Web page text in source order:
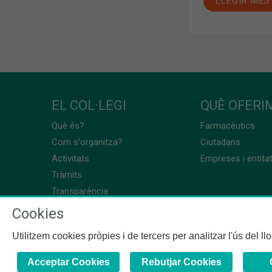
EL COL·LEGI
Què és?
Com s'organitza?
Activitats
Tràmits
Transparència
QUÈ
Farmacèutics
Ciutadans
Empreses i
Cookies
Utilitzem cookies pròpies i de tercers per analitzar l'ús del
Acceptar Cookies Rebutjar Cookies